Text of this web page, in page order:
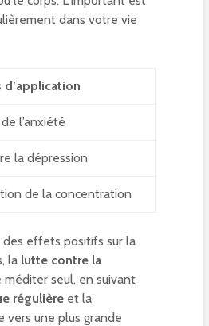
dans votre vie
d’application
l’anxiété
la dépression
de la concentration
effets positifs sur la
la lutte contre la
méditer seul, en suivant
régulière et la
vers une plus grande